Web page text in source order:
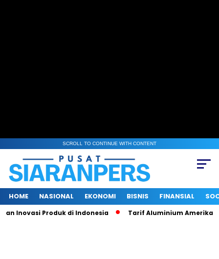
SCROLL TO CONTINUE WITH CONTENT
HOME NASIONAL EKONOMI BISNIS FINANSIAL
Produk di Indonesia Tarif Aluminium Amerika Naik